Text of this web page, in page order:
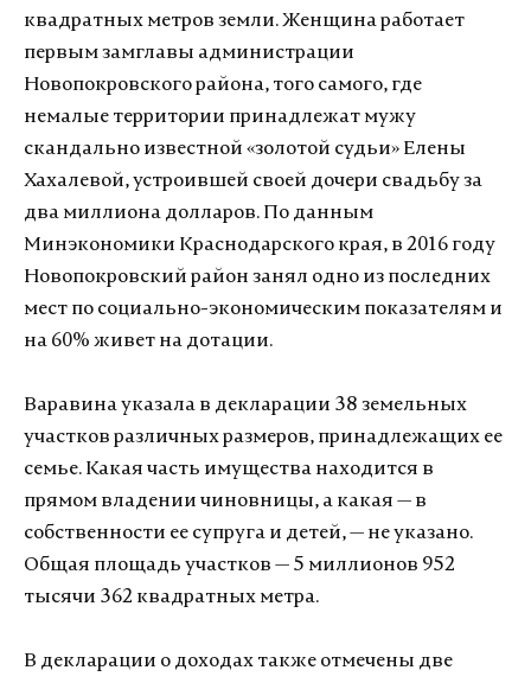
квадратных метров земли. Женщина работает
первым замглавы администрации
Новопокровского района, того самого, где
немалые территории принадлежат мужу
скандально известной «золотой судьи» Елены
Хахалевой, устроившей своей дочери свадьбу за
два миллиона долларов. По данным
Минэкономики Краснодарского края, в 2016 году
Новопокровский район занял одно из последних
мест по социально-экономическим показателям и
на 60% живет на дотации.
Варавина указала в декларации 38 земельных
участков различных размеров, принадлежащих ее
семье. Какая часть имущества находится в
прямом владении чиновницы, а какая — в
собственности ее супруга и детей, — не указано.
Общая площадь участков — 5 миллионов 952
тысячи 362 квадратных метра.
В декларации о доходах также отмечены две